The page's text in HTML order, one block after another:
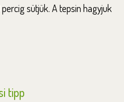
sütjük. A tepsin hagyjuk
tipp